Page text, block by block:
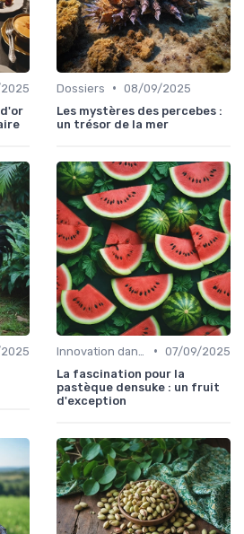
Dossiers • 08/09/2025
Les mystères des percebes :
un trésor de la mer
• 07/09/2025
La fascination pour la
pastèque densuke : un fruit
d'exception